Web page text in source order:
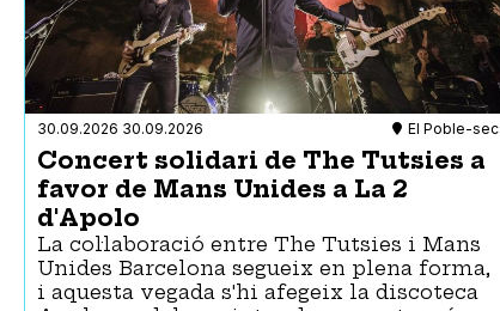
30.09.2026 30.09.2026 El Poble-sec
Concert solidari de The Tutsies a
favor de Mans Unides a La 2
d'Apolo
La col·laboració entre The Tutsies i Mans
Unides Barcelona segueix en plena forma,
i aquesta vegada s'hi afegeix la discoteca